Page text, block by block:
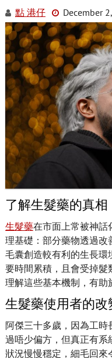
點 港仔 December
了解生髮藥的真相
生髮藥在市面上常被神話
理基礎：部分藥物透過改
毛囊創造較有利的生長環
要時間累積，且會受掉髮
理解這些基本機制，有助
生髮藥使用者的改
阿傑三十多歲，因為工
過唔少偏方，但真正有系
狀況慢慢穩定，細毛回來